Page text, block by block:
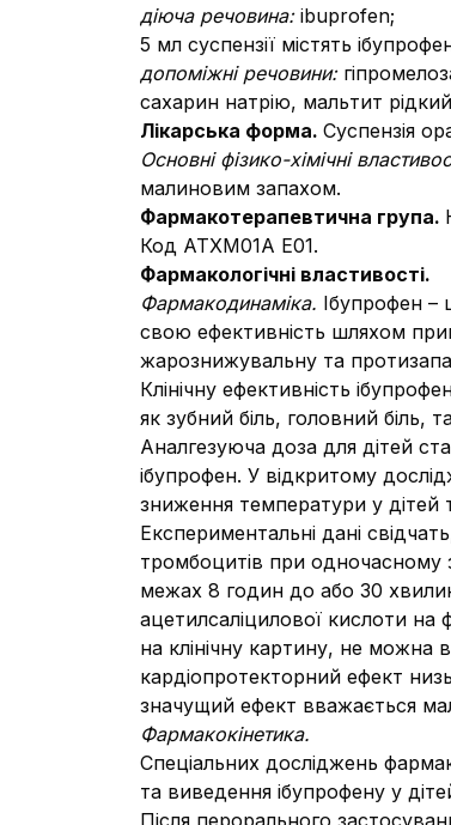
діюча речовина: ibuprofen;
5 мл суспензії містять
допоміжні речовини:
сахарин натрію, мальтит
Лікарська форма. Суспензія
Основні фізико-хімічні
малиновим запахом.
Фармакотерапевтична група.
Код АТХМ01А Е01.
Фармакологічні властивості.
Фармакодинаміка. Ібупрофен –
свою ефективність шляхом
жарознижувальну та
Клінічну ефективність
як зубний біль, головний біль,
Аналгезуюча доза для дітей
ібупрофен. У відкритому
зниження температури у дітей
Експериментальні дані
тромбоцитів при одночасному
межах 8 годин до або 30
ацетилсаліцилової кислоти на
на клінічну картину, не
кардіопротекторний ефект
значущий ефект вважається
Фармакокінетика.
Спеціальних досліджень
та виведення ібупрофену у
Після перорального